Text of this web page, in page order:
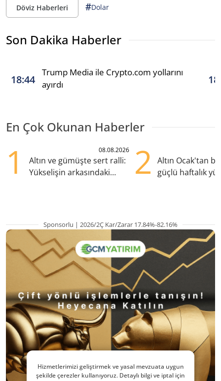
Döviz Haberleri #Dolar
Son Dakika Haberler
18:44
Trump Media ile Crypto.com yollarını
ayırdı
En Çok Okunan Haberler
1 08.08.2026
Altın ve gümüşte sert ralli:
Yükselişin arkasındaki
2
Altın Ocak'tan
güçlü haftalık
Sponsorlu | 2026/2Ç Kar/Zarar 17.84%-82.16%
Hizmetlerimizi geliştirmek ve yasal mevzuata uygun
şekilde çerezler kullanıyoruz. Detaylı bilgi ve iptal için